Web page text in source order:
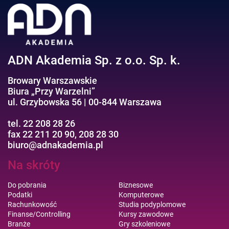
Efektywność osobista//Wellbeing
ADN Akademia Sp. z o.o. Sp. k.
Browary Warszawskie
Biura „Przy Warzelni”
ul. Grzybowska 56 | 00-844 Warszawa
tel. 22 208 28 26
fax 22 211 20 90, 208 28 30
biuro@adnakademia.pl
Na skróty
Do pobrania
Podatki
Rachunkowość
Finanse/Controlling
Branże
Biznesowe
Komputerowe
Studia podyplomowe
Kursy zawodowe
Gry szkoleniowe